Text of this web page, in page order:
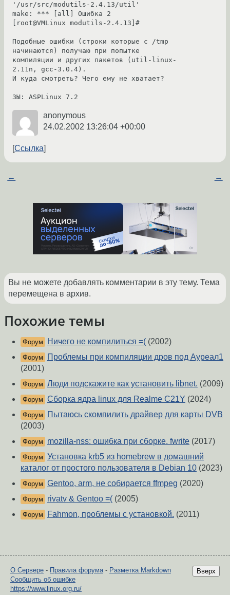
'/usr/src/modutils-2.4.13/util'
make: *** [all] Ошибка 2
[root@VMLinux modutils-2.4.13]#
Подобные ошибки (строки которые с /tmp
начинаются) получаю при попытке
компиляции и других пакетов (util-linux-
2.11n, gcc-3.0.4).
И куда смотреть? Чего ему не хватает?
ЗЫ: ASPLinux 7.2
anonymous
24.02.2002 13:26:04 +00:00
Ссылка
← →
Вы не можете добавлять комментарии в эту тему. Тема
перемещена в архив.
Похожие темы
Форум Ничего не компилиться =( (2002)
Форум
Проблемы при компиляции дров под Ауреал1
(2001)
Форум Люди подскажите как установить libnet. (2009)
Форум Сборка ядра linux для Realme C21Y (2024)
Форум
Пытаюсь скомпилить драйвер для карты DVB
(2003)
Форум mozilla-nss: ошибка при сборке. fwrite (2017)
Форум Установка krb5 из homebrew в домашний
каталог от простого пользователя в Debian 10 (2023)
Форум Gentoo, arm, не собирается ffmpeg (2020)
Форум rivatv & Gentoo =( (2005)
Форум Fahmon, проблемы с установкой. (2011)
Вверх
О Сервере - Правила форума- Разметка Markdown
Сообщить об ошибке
https://www.linux.org.ru/